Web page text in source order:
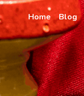
Home Blog